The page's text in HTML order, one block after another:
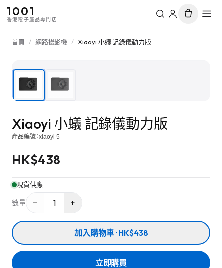
1001
香港電子產品專門店
首頁 / 網路攝影機 / Xiaoyi 小蟻 記錄儀動力版
Xiaoyi 小蟻 記錄儀動力版
產品編號：xiaoyi-5
HK$438
現貨供應
數量 − 1 +
加入購物車 · HK$438
立即購買